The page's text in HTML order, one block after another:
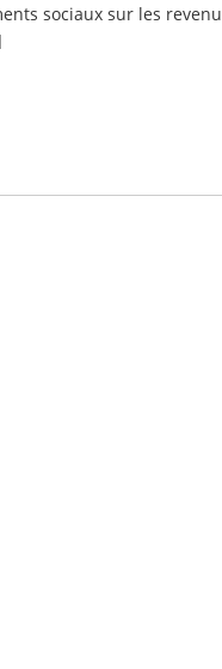
sociaux sur les